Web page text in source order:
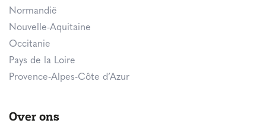
Normandië
Nouvelle-Aquitaine
Occitanie
Pays de la Loire
Provence-Alpes-Côte d’Azur
Over ons